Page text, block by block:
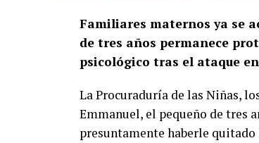
Familiares maternos ya se
de tres años permanece
psicológico tras el ataque
La Procuraduría de las Niñas,
Emmanuel, el pequeño de tres
presuntamente haberle